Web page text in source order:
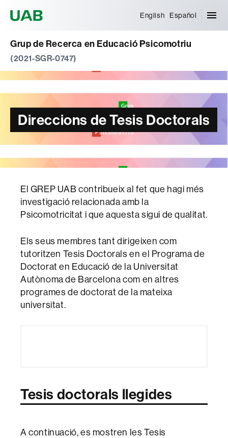
English Español
Grup de Recerca en Educació Psicomotriu
(2021-SGR-0747)
Direccions de Tesis Doctorals
El GREP UAB contribueix al fet que hagi més
investigació relacionada amb la
Psicomotricitat i que aquesta sigui de qualitat.
Els seus membres tant dirigeixen com
tutoritzen Tesis Doctorals en el Programa de
Doctorat en Educació de la Universitat
Autònoma de Barcelona com en altres
programes de doctorat de la mateixa
universitat.
Tesis doctorals llegides
A continuació, es mostren les Tesis